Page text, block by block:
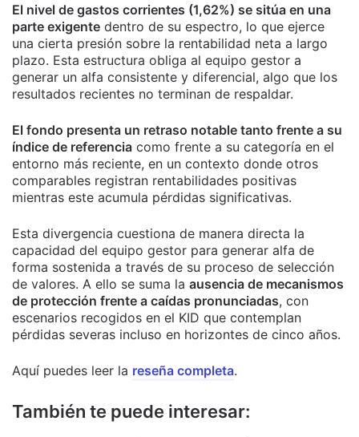
El nivel de gastos corrientes (1,62%) se sitúa en una
parte exigente dentro de su espectro, lo que ejerce
una cierta presión sobre la rentabilidad neta a largo
plazo. Esta estructura obliga al equipo gestor a
generar un alfa consistente y diferencial, algo que los
resultados recientes no terminan de respaldar.
El fondo presenta un retraso notable tanto frente a su
índice de referencia como frente a su categoría en el
entorno más reciente, en un contexto donde otros
comparables registran rentabilidades positivas
mientras este acumula pérdidas significativas.
Esta divergencia cuestiona de manera directa la
capacidad del equipo gestor para generar alfa de
forma sostenida a través de su proceso de selección
de valores. A ello se suma la ausencia de mecanismos
de protección frente a caídas pronunciadas, con
escenarios recogidos en el KID que contemplan
pérdidas severas incluso en horizontes de cinco años.
Aquí puedes leer la reseña completa.
También te puede interesar: